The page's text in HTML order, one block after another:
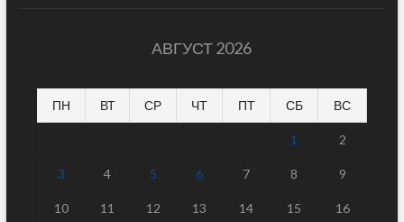
АВГУСТ 2026
ПН ВТ СР ЧТ ПТ СБ ВС
1 2
3 4 5 6 7 8 9
10 11 12 13 14 15 16